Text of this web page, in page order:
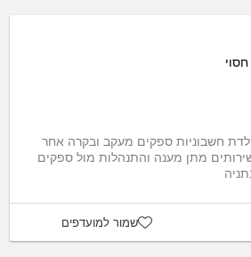
חסוי
חשבוניות ספקים מעקב ובקרה אחר
מתן מענה והתנהלות מול ספקים
שמור למועדפים